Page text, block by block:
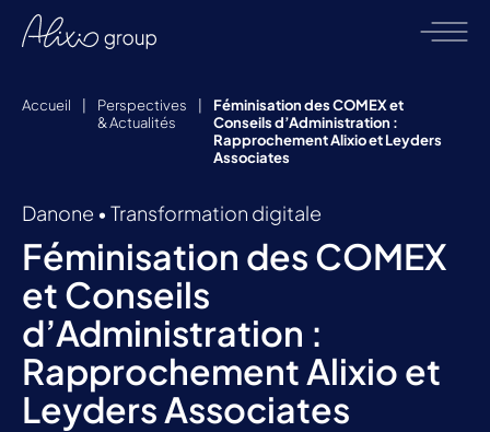
Accueil
Perspectives
& Actualités
Féminisation des COMEX et
Conseils d’Administration :
Rapprochement Alixio et Leyders
Associates
Danone • Transformation digitale
Féminisation des COMEX
et Conseils
d’Administration :
Rapprochement Alixio et
Leyders Associates